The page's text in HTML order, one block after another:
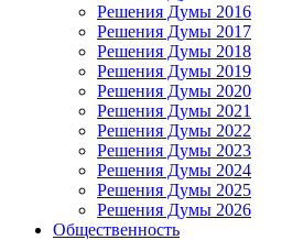
Решения Думы 2016
Решения Думы 2017
Решения Думы 2018
Решения Думы 2019
Решения Думы 2020
Решения Думы 2021
Решения Думы 2022
Решения Думы 2023
Решения Думы 2024
Решения Думы 2025
Решения Думы 2026
Общественность